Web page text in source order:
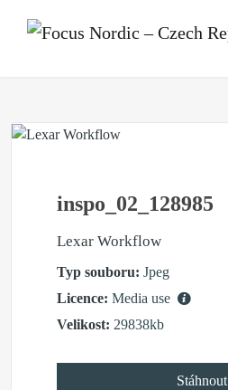
inspo_02_128985
Lexar Workflow
Typ souboru: Jpeg
Licence: Media use
Velikost: 29838kb
Stáhnout